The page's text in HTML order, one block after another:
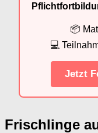
📦
💻
Jetzt
Frischlinge